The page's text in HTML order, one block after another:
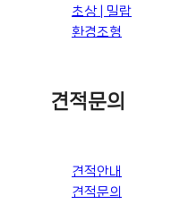
초상 | 밀랍
환경조형
견적문의
견적안내
견적문의